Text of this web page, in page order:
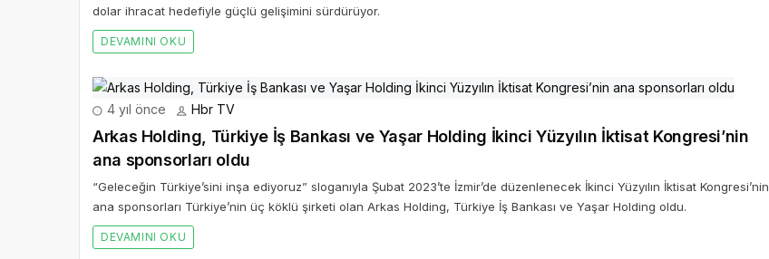
dolar ihracat hedefiyle güçlü gelişimini sürdürüyor.
DEVAMINI OKU
4 yıl önce Hbr TV
Arkas Holding, Türkiye İş Bankası ve Yaşar Holding İkinci Yüzyılın İktisat Kongresi’nin
ana sponsorları oldu
“Geleceğin Türkiye’sini inşa ediyoruz” sloganıyla Şubat 2023’te İzmir’de düzenlenecek İkinci Yüzyılın İktisat Kongresi’nin
ana sponsorları Türkiye’nin üç köklü şirketi olan Arkas Holding, Türkiye İş Bankası ve Yaşar Holding oldu.
DEVAMINI OKU